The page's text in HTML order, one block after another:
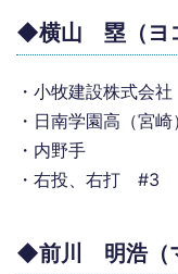
◆横山 塁（ヨ
・小牧建設株式会社
・日南学園高（宮
・内野手
・右投、右打 #3
◆前川 明浩（